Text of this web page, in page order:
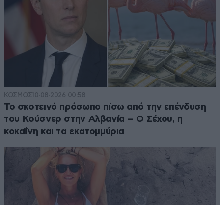
ΚΟΣΜΟΣ10·08·2026 00:58
Το σκοτεινό πρόσωπο πίσω από την επένδυση
του Κούσνερ στην Αλβανία – Ο Σέχου, η
κοκαΐνη και τα εκατομμύρια